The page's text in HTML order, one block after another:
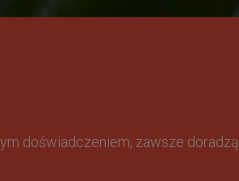
doświadczeniem, zawsze doradzą